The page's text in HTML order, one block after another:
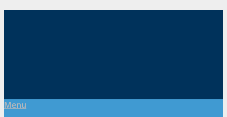
Menu